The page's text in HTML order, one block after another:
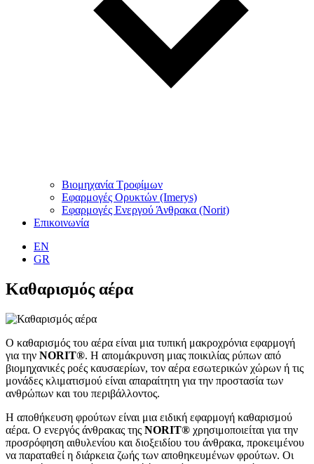
Βιομηχανία Τροφίμων
Εφαρμογές Ορυκτών (Imerys)
Εφαρμογές Ενεργού Άνθρακα (Norit)
Επικοινωνία
EN
GR
Καθαρισμός αέρα
Ο καθαρισμός του αέρα είναι μια τυπική μακροχρόνια εφαρμογή
για την NORIT®. Η απομάκρυνση μιας ποικιλίας ρύπων από
βιομηχανικές ροές καυσαερίων, τον αέρα εσωτερικών χώρων ή τις
μονάδες κλιματισμού είναι απαραίτητη για την προστασία των
ανθρώπων και του περιβάλλοντος.
Η αποθήκευση φρούτων είναι μια ειδική εφαρμογή καθαρισμού
αέρα. Ο ενεργός άνθρακας της NORIT® χρησιμοποιείται για την
προσρόφηση αιθυλενίου και διοξειδίου του άνθρακα, προκειμένου
να παραταθεί η διάρκεια ζωής των αποθηκευμένων φρούτων. Οι